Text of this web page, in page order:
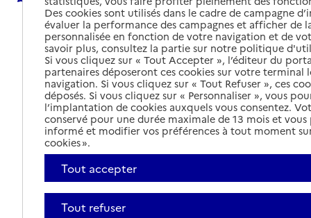
Des cookies sont utilisés dans le cadre de campagne
évaluer la performance des campagnes et afficher de
personnalisée en fonction de votre navigation et de
savoir plus, consultez la partie sur notre politique
Si vous cliquez sur « Tout Accepter », l’éditeur du
partenaires déposeront ces cookies sur votre terminal
navigation. Si vous cliquez sur « Tout Refuser », ces
déposés. Si vous cliquez sur « Personnaliser », vous
l’implantation de cookies auxquels vous consentez.
conservé pour une durée maximale de 13 mois et
informé et modifier vos préférences à tout moment
cookies ».
Tout accepter
Tout refuser